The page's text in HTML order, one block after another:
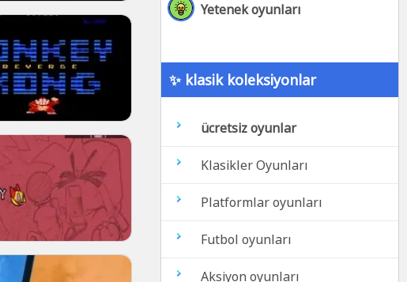
Yetenek oyunları
✨ klasik koleksiyonlar
ücretsiz oyunlar
Klasikler Oyunları
Platformlar oyunları
Futbol oyunları
Aksiyon oyunları